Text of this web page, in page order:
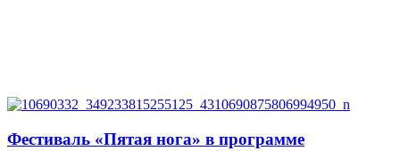
Фестиваль «Пятая нога» в программе